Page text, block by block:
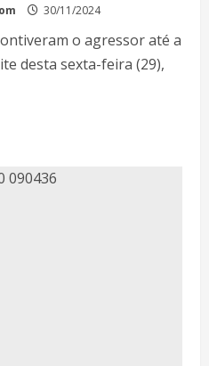
30/11/2024
o agressor até a
desta sexta-feira (29),